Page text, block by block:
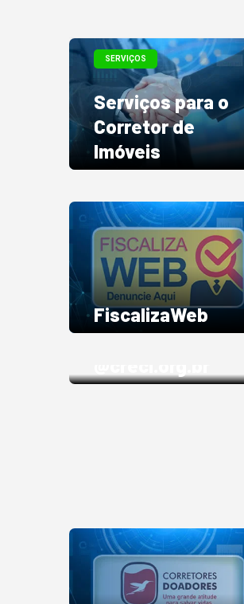
SERVIÇOS
Serviços para o
Corretor de
Imóveis
FiscalizaWeb
E-mail